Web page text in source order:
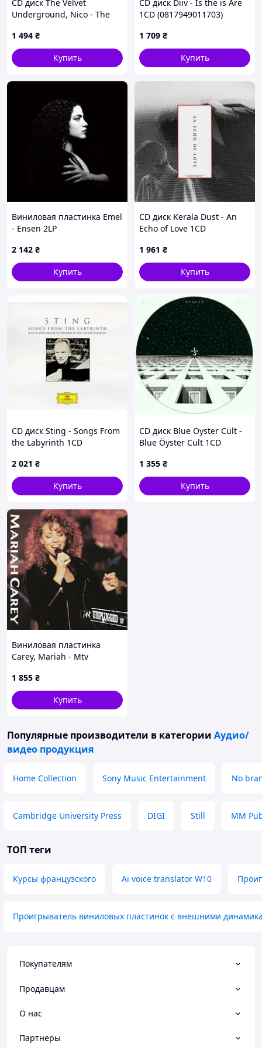
CD диск The Velvet
Underground, Nico - The
1CD (0602537153190)
1 494 ₴
Купить
CD диск Diiv - Is the is Are
1CD (0817949011703)
1 709 ₴
Купить
Виниловая пластинка Emel
- Ensen 2LP
2 142 ₴
Купить
CD диск Kerala Dust - An
Echo of Love 1CD
1 961 ₴
Купить
CD диск Sting - Songs From
the Labyrinth 1CD
2 021 ₴
Купить
CD диск Blue Oyster Cult -
Blue Öyster Cult 1CD
1 355 ₴
Купить
Виниловая пластинка
Carey, Mariah - Mtv
(0194397763911)
1 855 ₴
Купить
Популярные производители в категории Аудио/
видео продукция
Home Collection Sony Music Entertainment No
Cambridge University Press DIGI Still MM
ТОП теги
Курсы французского Ai voice translator W10
Проигрыватель виниловых пластинок с внешними
Покупателям
Продавцам
О нас
Партнеры